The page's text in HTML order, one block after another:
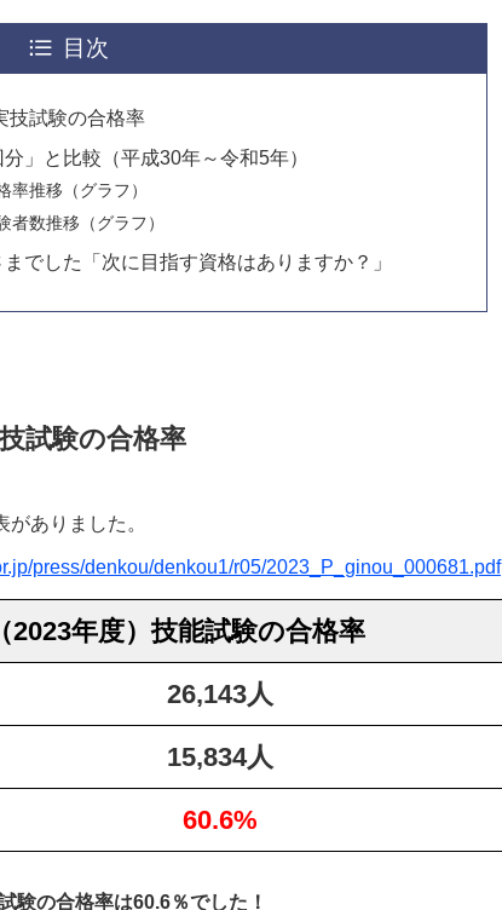
目次
技試験の合格率
」と比較（平成30年～令和5年）
推移（グラフ）
数推移（グラフ）
でした「次に目指す資格はありますか？」
試験の合格率
ありました。
press/denkou/denkou1/r05/2023_P_ginou_000681.pdf
2023年度）技能試験の合格率
26,143人
15,834人
60.6%
験の合格率は60.6％でした！